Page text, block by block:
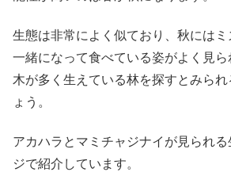
生態は非常によく似ており、秋には
一緒になって食べている姿がよく見
木が多く生えている林を探すとみら
ょう。
アカハラとマミチャジナイが見られ
ジで紹介しています。